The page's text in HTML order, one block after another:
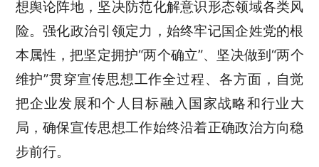
想舆论阵地，坚决防范化解意识形态领域各类风
险。强化政治引领定力，始终牢记国企姓党的根
本属性，把坚定拥护“两个确立”、坚决做到“两个
维护”贯穿宣传思想工作全过程、各方面，自觉
把企业发展和个人目标融入国家战略和行业大
局，确保宣传思想工作始终沿着正确政治方向稳
步前行。